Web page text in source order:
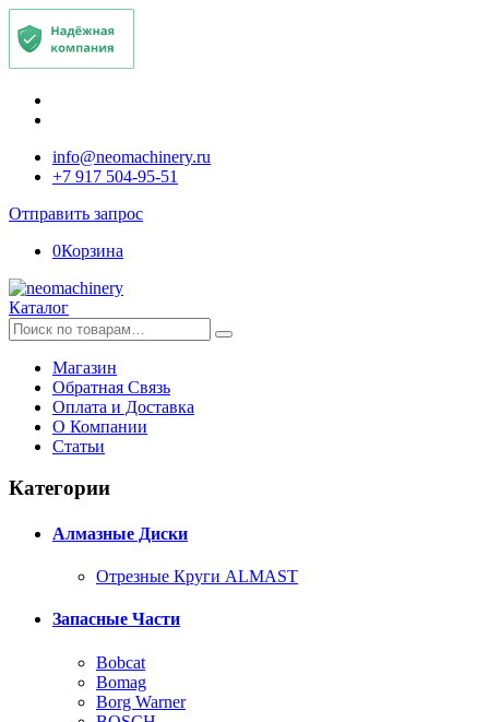
info@neomachinery.ru
+7 917 504-95-51
Отправить запрос
0Корзина
Каталог
Искать:
Магазин
Обратная Связь
Оплата и Доставка
О Компании
Статьи
Категории
Алмазные Диски
Отрезные Круги ALMAST
Запасные Части
Bobcat
Bomag
Borg Warner